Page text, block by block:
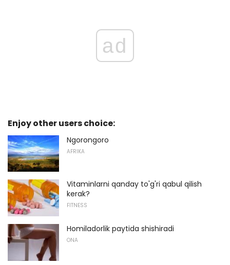
ad
Enjoy other users choice:
Ngorongoro
AFRIKA
Vitaminlarni qanday to'g'ri qabul qilish
kerak?
FITNESS
Homiladorlik paytida shishiradi
ONA